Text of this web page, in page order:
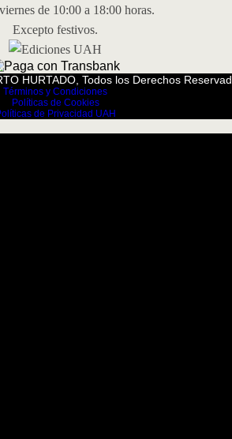
de 10:00 a 18:00 horas.
Excepto festivos.
HURTADO, Todos los Derechos
Términos y Condiciones
Políticas de Cookies
de Privacidad UAH